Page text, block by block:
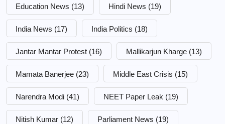
Education News (13) Hindi News (19)
India News (17) India Politics (18)
Jantar Mantar Protest (16) Mallikarjun Kharge (13)
Mamata Banerjee (23) Middle East Crisis (15)
Narendra Modi (41) NEET Paper Leak (19)
Nitish Kumar (12) Parliament News (19)